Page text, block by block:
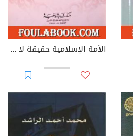
الأمة الإسلامية حقيقة لا وهم